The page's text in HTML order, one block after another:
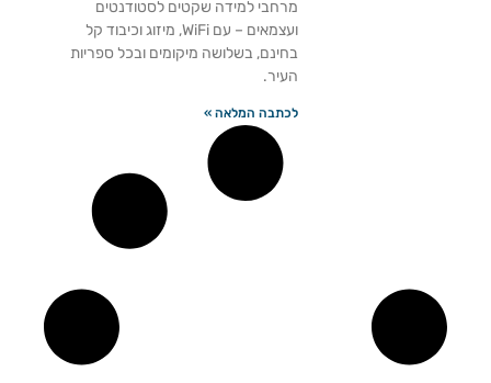
מרחבי למידה שקטים לסטודנטים
ועצמאים – עם WiFi, מיזוג וכיבוד קל
בחינם, בשלושה מיקומים ובכל ספריות
העיר.
לכתבה המלאה »